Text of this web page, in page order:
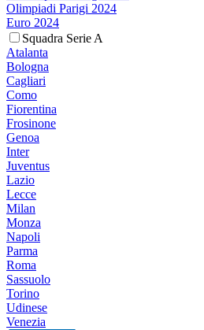
Olimpiadi Parigi 2024
Euro 2024
Squadra Serie A
Atalanta
Bologna
Cagliari
Como
Fiorentina
Frosinone
Genoa
Inter
Juventus
Lazio
Lecce
Milan
Monza
Napoli
Parma
Roma
Sassuolo
Torino
Udinese
Venezia